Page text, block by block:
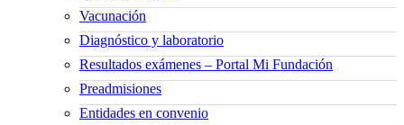
Vacunación
Diagnóstico y laboratorio
Resultados exámenes – Portal Mi Fundación
Preadmisiones
Entidades en convenio